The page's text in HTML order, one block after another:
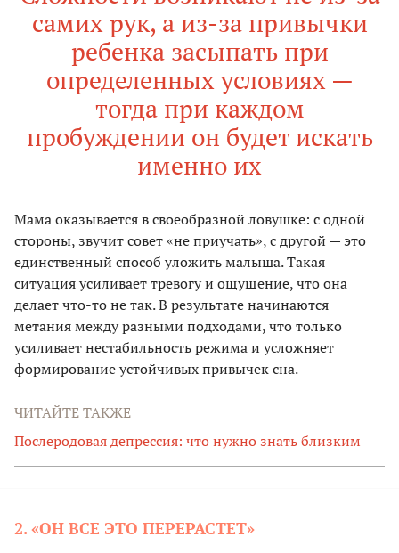
самих рук, а из-за привычки
ребенка засыпать при
определенных условиях —
тогда при каждом
пробуждении он будет искать
именно их
Мама оказывается в своеобразной ловушке: с одной
стороны, звучит совет «не приучать», с другой — это
единственный способ уложить малыша. Такая
ситуация усиливает тревогу и ощущение, что она
делает что-то не так. В результате начинаются
метания между разными подходами, что только
усиливает нестабильность режима и усложняет
формирование устойчивых привычек сна.
ЧИТАЙТЕ ТАКЖЕ
Послеродовая депрессия: что нужно знать близким
2. «ОН ВСЕ ЭТО ПЕРЕРАСТЕТ»